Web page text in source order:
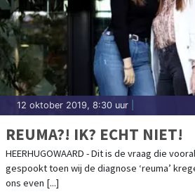
12 oktober 2019, 8:30 uur
REUMA?! IK? ECHT NIET!
HEERHUGOWAARD - Dit is de vraag die
gespookt toen wij de diagnose ‘reuma’
ons even [...]